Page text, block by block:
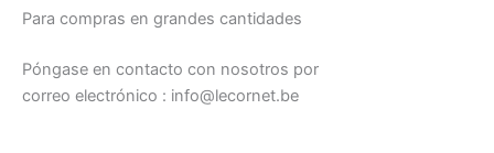
Para compras en grandes cantidades
Póngase en contacto con nosotros por
correo electrónico : info@lecornet.be